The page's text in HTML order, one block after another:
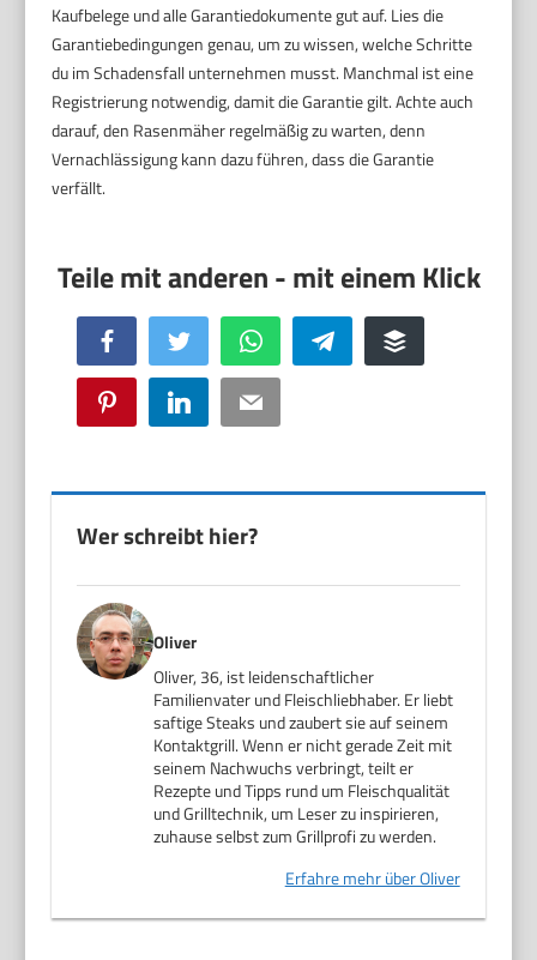
Kaufbelege und alle Garantiedokumente gut auf. Lies die
Garantiebedingungen genau, um zu wissen, welche Schritte
du im Schadensfall unternehmen musst. Manchmal ist eine
Registrierung notwendig, damit die Garantie gilt. Achte auch
darauf, den Rasenmäher regelmäßig zu warten, denn
Vernachlässigung kann dazu führen, dass die Garantie
verfällt.
Facebook Twitter WhatsApp Telegram Buffer
Pinterest LinkedIn Email
Wer schreibt hier?
Oliver
Oliver, 36, ist leidenschaftlicher
Familienvater und Fleischliebhaber. Er liebt
saftige Steaks und zaubert sie auf seinem
Kontaktgrill. Wenn er nicht gerade Zeit mit
seinem Nachwuchs verbringt, teilt er
Rezepte und Tipps rund um Fleischqualität
und Grilltechnik, um Leser zu inspirieren,
zuhause selbst zum Grillprofi zu werden.
Erfahre mehr über Oliver